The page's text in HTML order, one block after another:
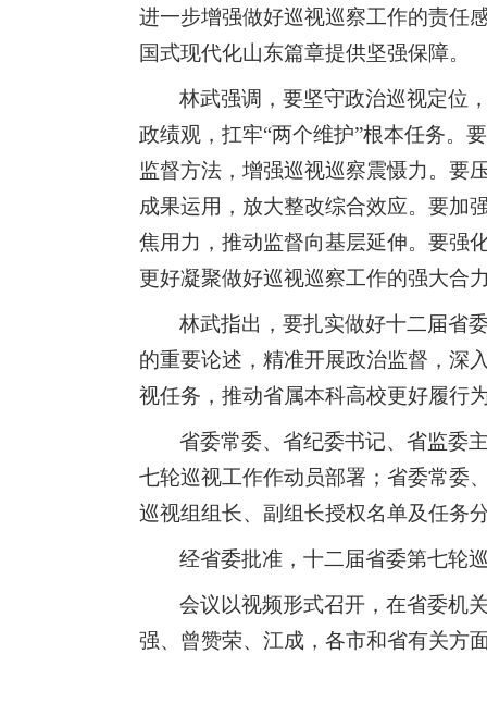
进一步增强做好巡视巡察工作的责任
国式现代化山东篇章提供坚强保障。
林武强调，要坚守政治巡视定位
政绩观，扛牢“两个维护”根本任务。
监督方法，增强巡视巡察震慑力。要
成果运用，放大整改综合效应。要加
焦用力，推动监督向基层延伸。要强
更好凝聚做好巡视巡察工作的强大合
林武指出，要扎实做好十二届省
的重要论述，精准开展政治监督，深
视任务，推动省属本科高校更好履行
省委常委、省纪委书记、省监委
七轮巡视工作作动员部署；省委常委
巡视组组长、副组长授权名单及任务
经省委批准，十二届省委第七轮
会议以视频形式召开，在省委机
强、曾赞荣、江成，各市和省有关方